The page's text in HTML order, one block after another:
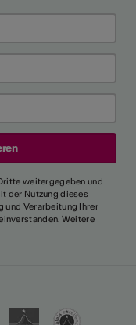
weitergegeben und
der Nutzung dieses
und Verarbeitung Ihrer
Weitere